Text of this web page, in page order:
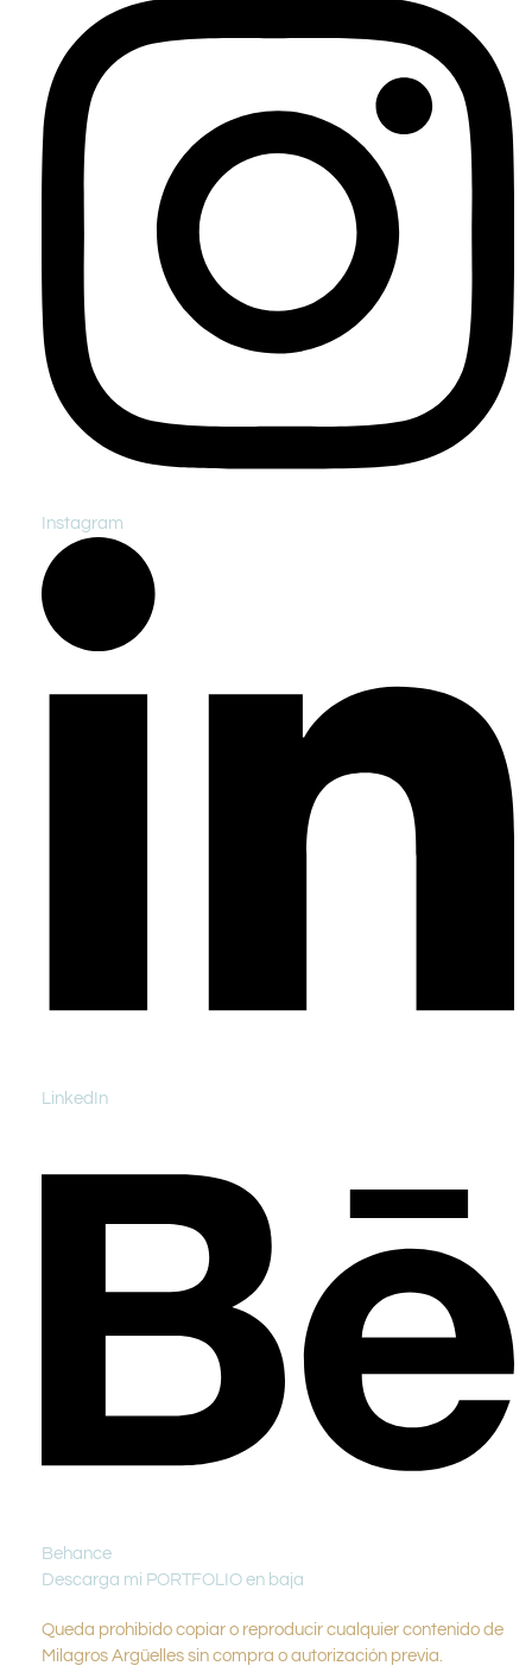
Instagram
LinkedIn
Behance
Descarga mi PORTFOLIO en baja
Queda prohibido copiar o reproducir cualquier contenido de
Milagros Argüelles sin compra o autorización previa.